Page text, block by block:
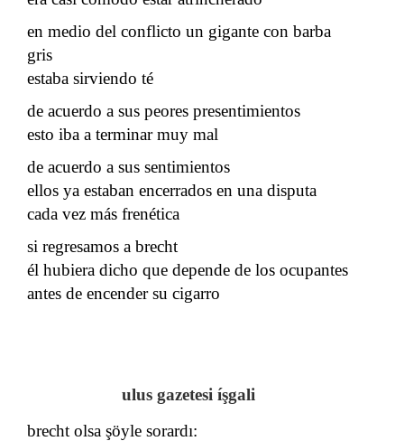
en medio del conflicto un gigante con barba
gris
estaba sirviendo té
de acuerdo a sus peores presentimientos
esto iba a terminar muy mal
de acuerdo a sus sentimientos
ellos ya estaban encerrados en una disputa
cada vez más frenética
si regresamos a brecht
él hubiera dicho que depende de los ocupantes
antes de encender su cigarro
ulus gazetesi íşgali
brecht olsa şöyle sorardı: